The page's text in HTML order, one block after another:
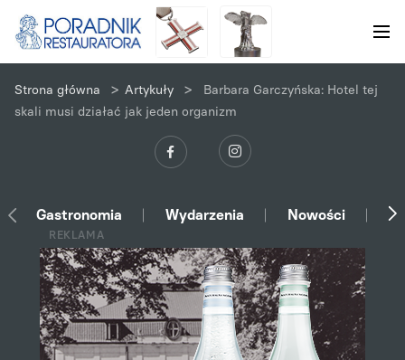
REKLAMA
Gastronomia Wydarzenia Nowości
Strona główna > Artykuły >
Barbara Garczyńska: Hotel tej
skali musi działać jak jeden organizm